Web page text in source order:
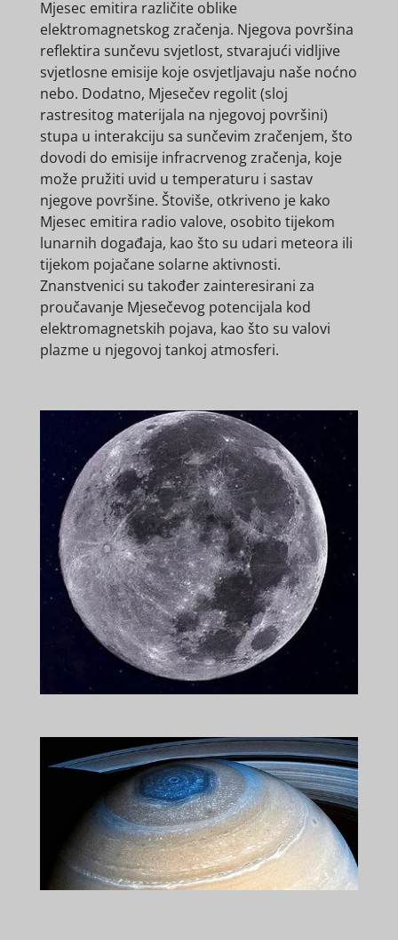
Mjesec emitira različite oblike
elektromagnetskog zračenja. Njegova površina
reflektira sunčevu svjetlost, stvarajući vidljive
svjetlosne emisije koje osvjetljavaju naše noćno
nebo. Dodatno, Mjesečev regolit (sloj
rastresitog materijala na njegovoj površini)
stupa u interakciju sa sunčevim zračenjem, što
dovodi do emisije infracrvenog zračenja, koje
može pružiti uvid u temperaturu i sastav
njegove površine. Štoviše, otkriveno je kako
Mjesec emitira radio valove, osobito tijekom
lunarnih događaja, kao što su udari meteora ili
tijekom pojačane solarne aktivnosti.
Znanstvenici su također zainteresirani za
proučavanje Mjesečevog potencijala kod
elektromagnetskih pojava, kao što su valovi
plazme u njegovoj tankoj atmosferi.